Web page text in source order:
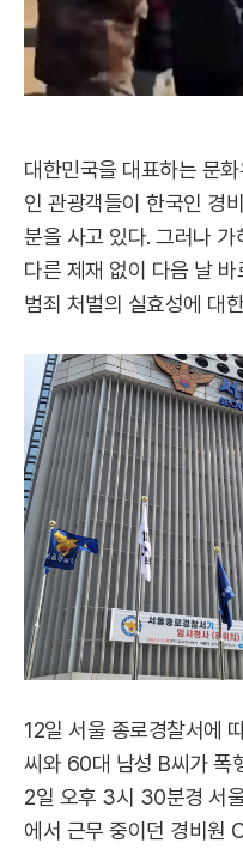
대한민국을 대표하는 문
인 관광객들이 한국인 경
분을 사고 있다. 그러나
다른 제재 없이 다음 날
범죄 처벌의 실효성에 대
12일 서울 종로경찰서에
씨와 60대 남성 B씨가 폭
2일 오후 3시 30분경 서
에서 근무 중이던 경비원